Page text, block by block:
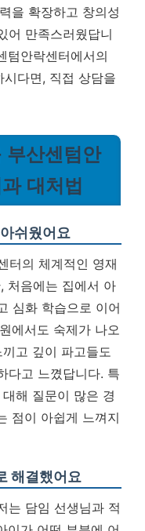
을 확장하고 창의성
어 만족스러웠답니
텀안락센터에서의
다면, 직접 상담을
부산센텀안
대처법
쉬웠어요
터의 체계적인 영재
처음에는 집에서 아
심화 학습으로 이어
에서도 숙제가 나오
고 깊이 파고들도
다고 느꼈답니다. 특
해 질문이 많은 경
점이 아쉽게 느껴지
해결했어요
는 담임 선생님과 적